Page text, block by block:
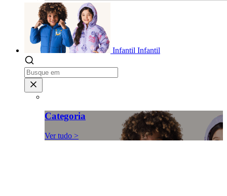
Infantil Infantil
Categoria
Ver tudo >